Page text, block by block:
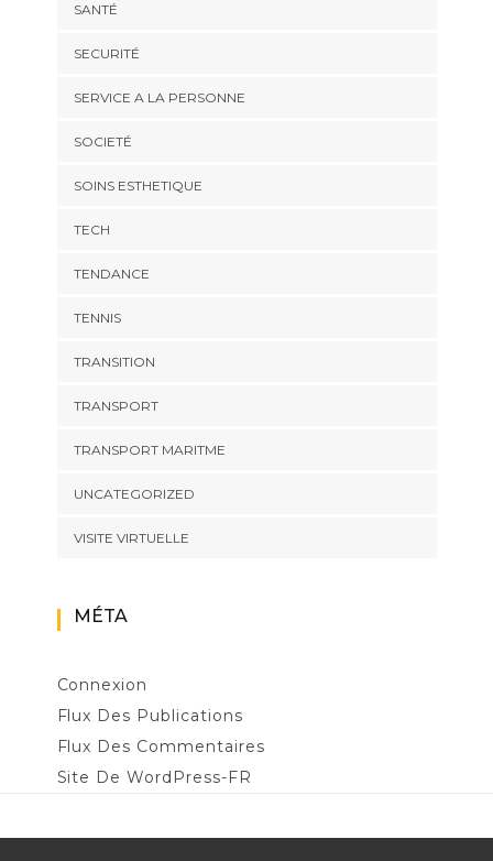
SANTÉ
SECURITÉ
SERVICE A LA PERSONNE
SOCIETÉ
SOINS ESTHETIQUE
TECH
TENDANCE
TENNIS
TRANSITION
TRANSPORT
TRANSPORT MARITME
UNCATEGORIZED
VISITE VIRTUELLE
MÉTA
Connexion
Flux Des Publications
Flux Des Commentaires
Site De WordPress-FR